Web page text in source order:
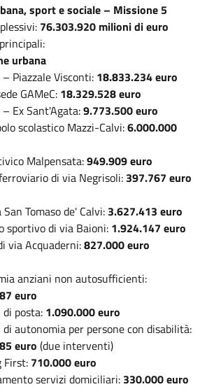
sport e sociale – Missione 5
76.303.920 milioni di euro
urbana
– Piazzale Visconti: 18.833.234 euro
GAMeC: 18.329.528 euro
– Ex Sant'Agata:9.773.500 euro
scolastico Mazzi-Calvi:6.000.000
Malpensata:949.909 euro
di via Negrisoli: 397.767 euro
Tomaso de' Calvi: 3.627.413 euro
sportivo di via Baioni: 1.924.147 euro
via Acquaderni:827.000 euro
anziani non autosufficienti:
euro
posta: 1.090.000 euro
di autonomia per persone con disabilità:
euro (due interventi)
First: 710.000 euro
servizi domiciliari: 330.000 euro